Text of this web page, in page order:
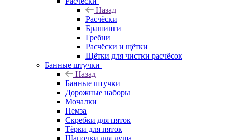
Назад
Расчёски
Брашинги
Гребни
Расчёски и щётки
Щётки для чистки расчёсок
Банные штучки
Назад
Банные штучки
Дорожные наборы
Мочалки
Пемза
Скребки для пяток
Тёрки для пяток
Шапочки для душа